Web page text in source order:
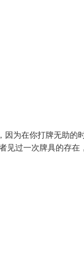
因为在你打牌无助的
见过一次牌具的存在